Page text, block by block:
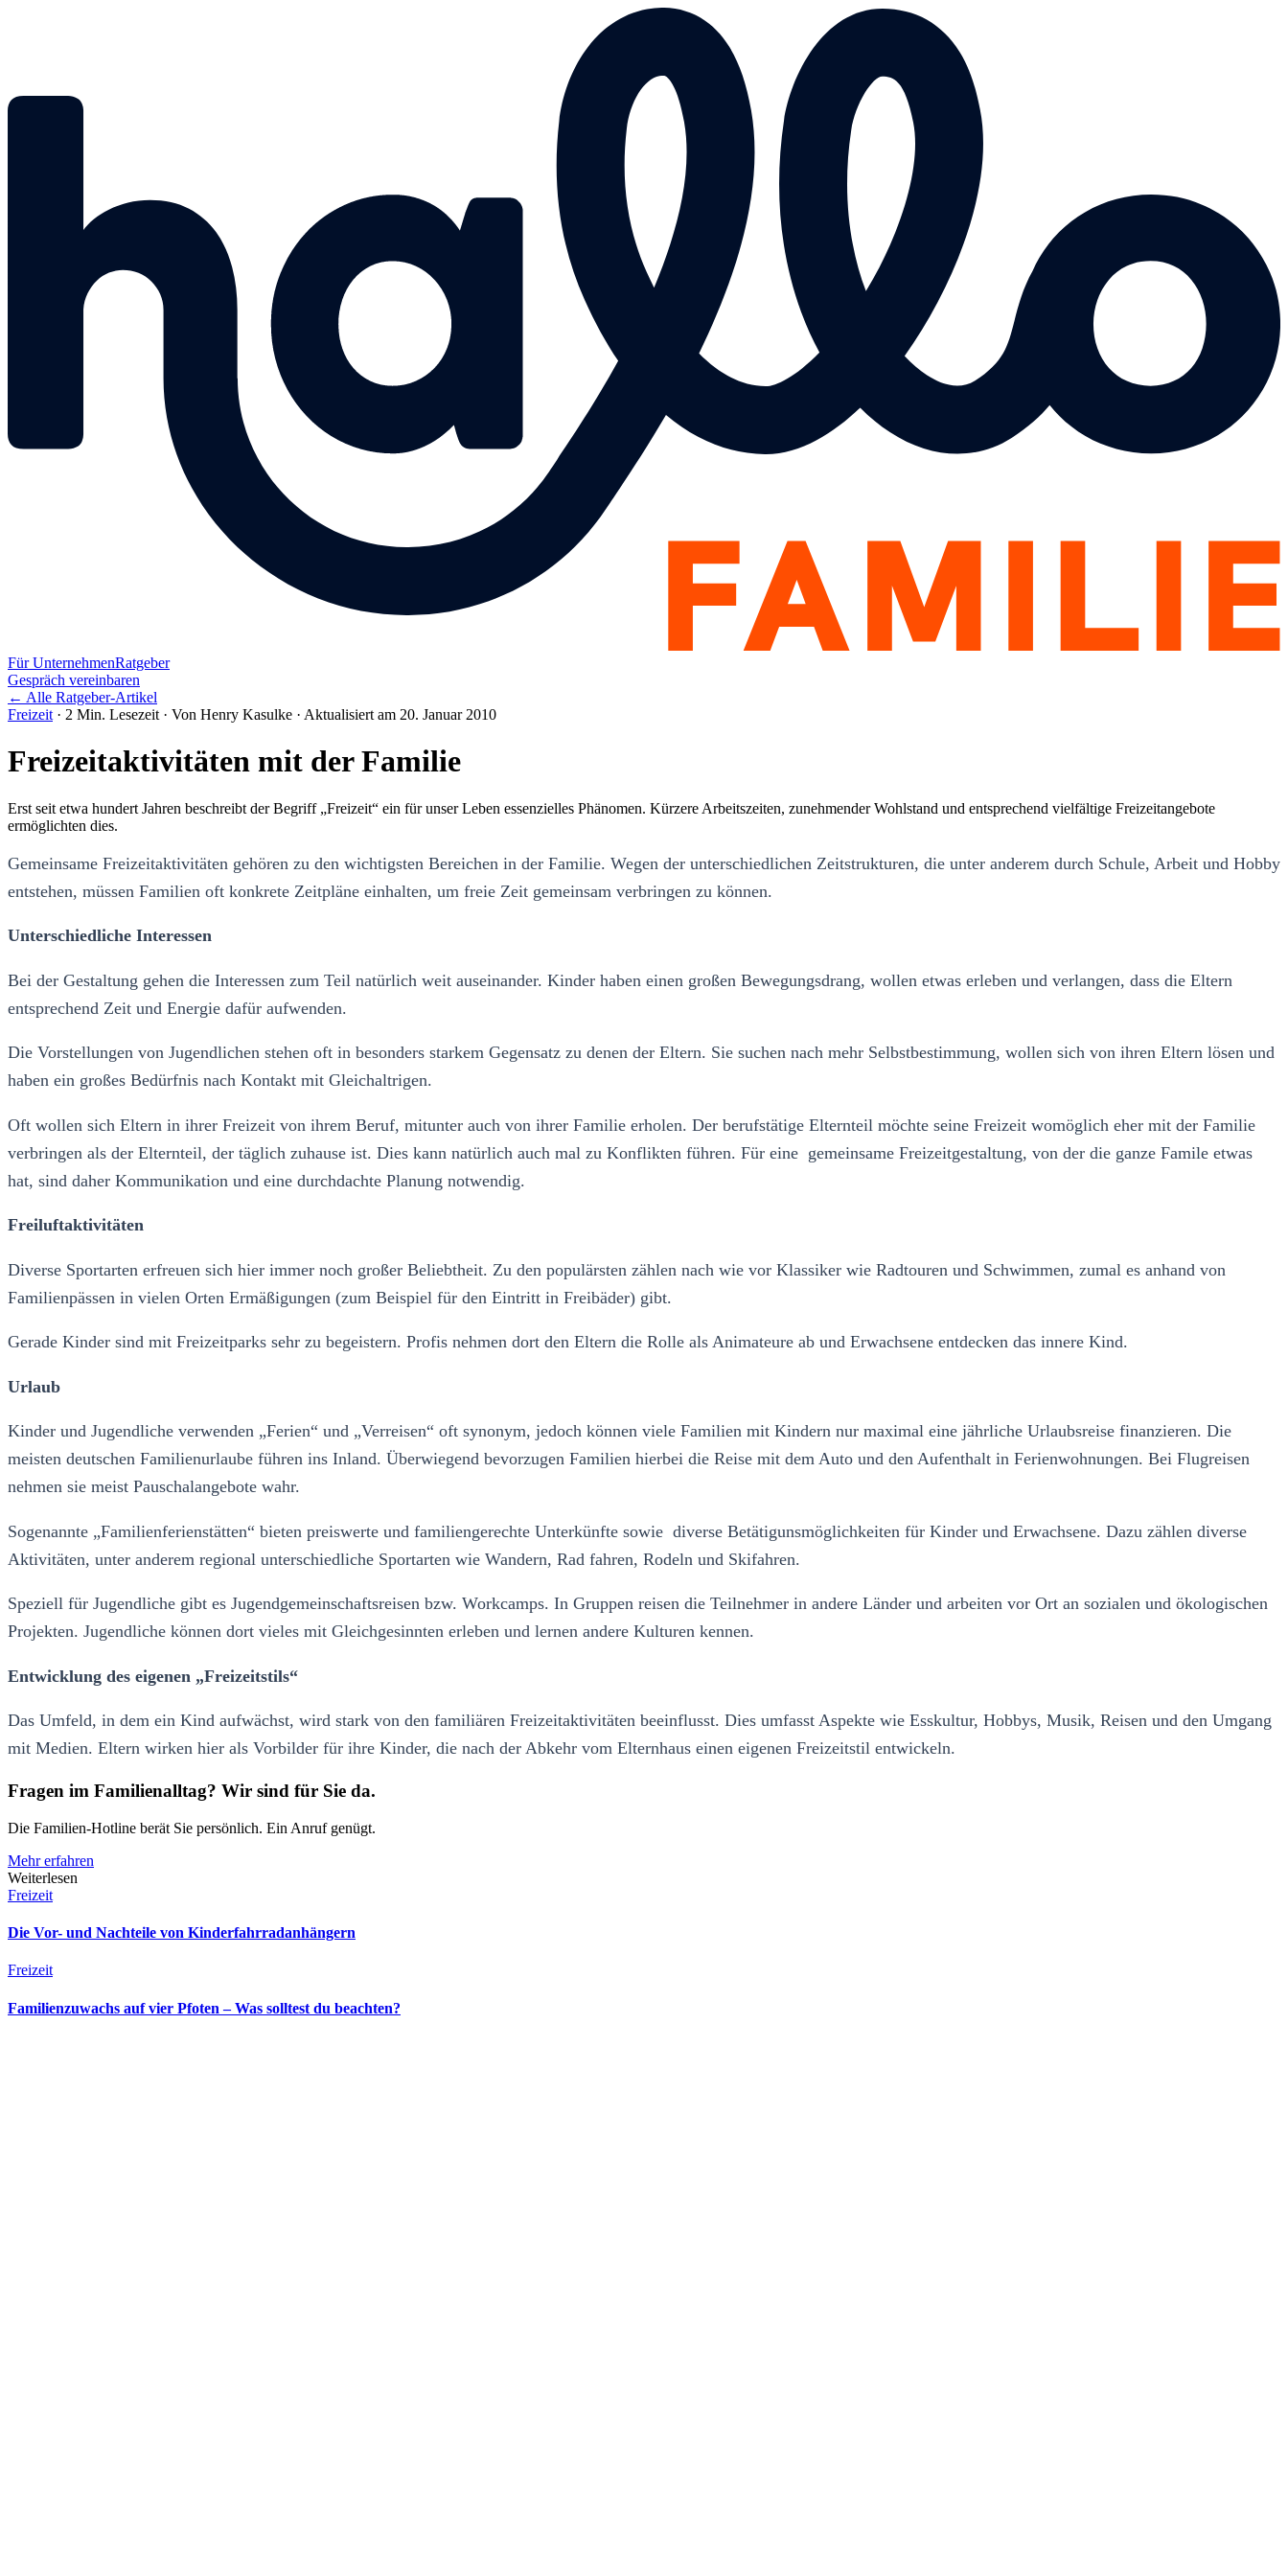
Für UnternehmenRatgeber
Gespräch vereinbaren
← Alle Ratgeber-Artikel
Freizeit · 2 Min. Lesezeit · Von Henry Kasulke · Aktualisiert am 20. Januar 2010
Freizeitaktivitäten mit der Familie
Erst seit etwa hundert Jahren beschreibt der Begriff „Freizeit“ ein für unser Leben essenzielles Phänomen. Kürzere Arbeitszeiten, zunehmender Wohlstand und entsprechend vielfältige Freizeitangebote
ermöglichten dies.
Gemeinsame Freizeitaktivitäten gehören zu den wichtigsten Bereichen in der Familie. Wegen der unterschiedlichen Zeitstrukturen, die unter anderem durch Schule, Arbeit und Hobby
entstehen, müssen Familien oft konkrete Zeitpläne einhalten, um freie Zeit gemeinsam verbringen zu können.
Unterschiedliche Interessen
Bei der Gestaltung gehen die Interessen zum Teil natürlich weit auseinander. Kinder haben einen großen Bewegungsdrang, wollen etwas erleben und verlangen, dass die Eltern
entsprechend Zeit und Energie dafür aufwenden.
Die Vorstellungen von Jugendlichen stehen oft in besonders starkem Gegensatz zu denen der Eltern. Sie suchen nach mehr Selbstbestimmung, wollen sich von ihren Eltern lösen und
haben ein großes Bedürfnis nach Kontakt mit Gleichaltrigen.
Oft wollen sich Eltern in ihrer Freizeit von ihrem Beruf, mitunter auch von ihrer Familie erholen. Der berufstätige Elternteil möchte seine Freizeit womöglich eher mit der Familie
verbringen als der Elternteil, der täglich zuhause ist. Dies kann natürlich auch mal zu Konflikten führen. Für eine gemeinsame Freizeitgestaltung, von der die ganze Famile etwas
hat, sind daher Kommunikation und eine durchdachte Planung notwendig.
Freiluftaktivitäten
Diverse Sportarten erfreuen sich hier immer noch großer Beliebtheit. Zu den populärsten zählen nach wie vor Klassiker wie Radtouren und Schwimmen, zumal es anhand von
Familienpässen in vielen Orten Ermäßigungen (zum Beispiel für den Eintritt in Freibäder) gibt.
Gerade Kinder sind mit Freizeitparks sehr zu begeistern. Profis nehmen dort den Eltern die Rolle als Animateure ab und Erwachsene entdecken das innere Kind.
Urlaub
Kinder und Jugendliche verwenden „Ferien“ und „Verreisen“ oft synonym, jedoch können viele Familien mit Kindern nur maximal eine jährliche Urlaubsreise finanzieren. Die
meisten deutschen Familienurlaube führen ins Inland. Überwiegend bevorzugen Familien hierbei die Reise mit dem Auto und den Aufenthalt in Ferienwohnungen. Bei Flugreisen
nehmen sie meist Pauschalangebote wahr.
Sogenannte „Familienferienstätten“ bieten preiswerte und familiengerechte Unterkünfte sowie diverse Betätigunsmöglichkeiten für Kinder und Erwachsene. Dazu zählen diverse
Aktivitäten, unter anderem regional unterschiedliche Sportarten wie Wandern, Rad fahren, Rodeln und Skifahren.
Speziell für Jugendliche gibt es Jugendgemeinschaftsreisen bzw. Workcamps. In Gruppen reisen die Teilnehmer in andere Länder und arbeiten vor Ort an sozialen und ökologischen
Projekten. Jugendliche können dort vieles mit Gleichgesinnten erleben und lernen andere Kulturen kennen.
Entwicklung des eigenen „Freizeitstils“
Das Umfeld, in dem ein Kind aufwächst, wird stark von den familiären Freizeitaktivitäten beeinflusst. Dies umfasst Aspekte wie Esskultur, Hobbys, Musik, Reisen und den Umgang
mit Medien. Eltern wirken hier als Vorbilder für ihre Kinder, die nach der Abkehr vom Elternhaus einen eigenen Freizeitstil entwickeln.
Fragen im Familienalltag? Wir sind für Sie da.
Die Familien-Hotline berät Sie persönlich. Ein Anruf genügt.
Mehr erfahren
Weiterlesen
Freizeit
Die Vor- und Nachteile von Kinderfahrradanhängern
Freizeit
Familienzuwachs auf vier Pfoten – Was solltest du beachten?